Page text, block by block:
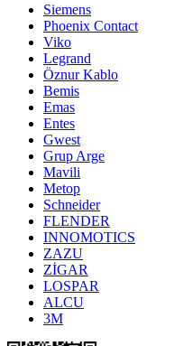
Siemens
Phoenix Contact
Viko
Legrand
Öznur Kablo
Bemis
Emas
Entes
Gwest
Grup Arge
Mavili
Metop
Schneider
FLENDER
INNOMOTICS
ZAZU
ZİGAR
LOSPAR
ALCU
3M